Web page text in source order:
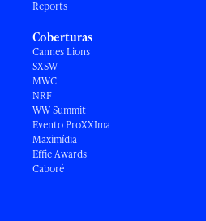
Reports
Coberturas
Cannes Lions
SXSW
MWC
NRF
WW Summit
Evento ProXXIma
Maximídia
Effie Awards
Caboré